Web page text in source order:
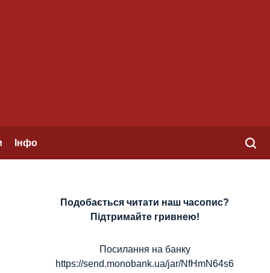
Інфо
Подобається читати наш часопис?
Підтримайте гривнею!
Посилання на банку
https://send.monobank.ua/jar/NfHmN64s6